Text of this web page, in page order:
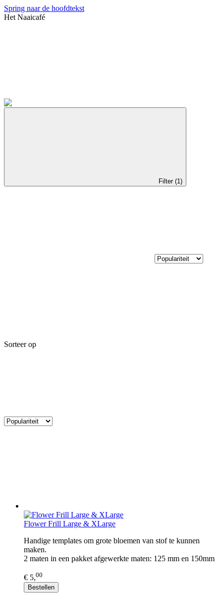
Spring naar de hoofdtekst
Het Naaicafé
Filter (1)
Sorteer op
Flower Frill Large & XLarge
Handige templates om grote bloemen van stof te kunnen
maken.
2 maten in een pakket afgewerkte maten: 125 mm en 150mm
€ 5,00
Bestellen